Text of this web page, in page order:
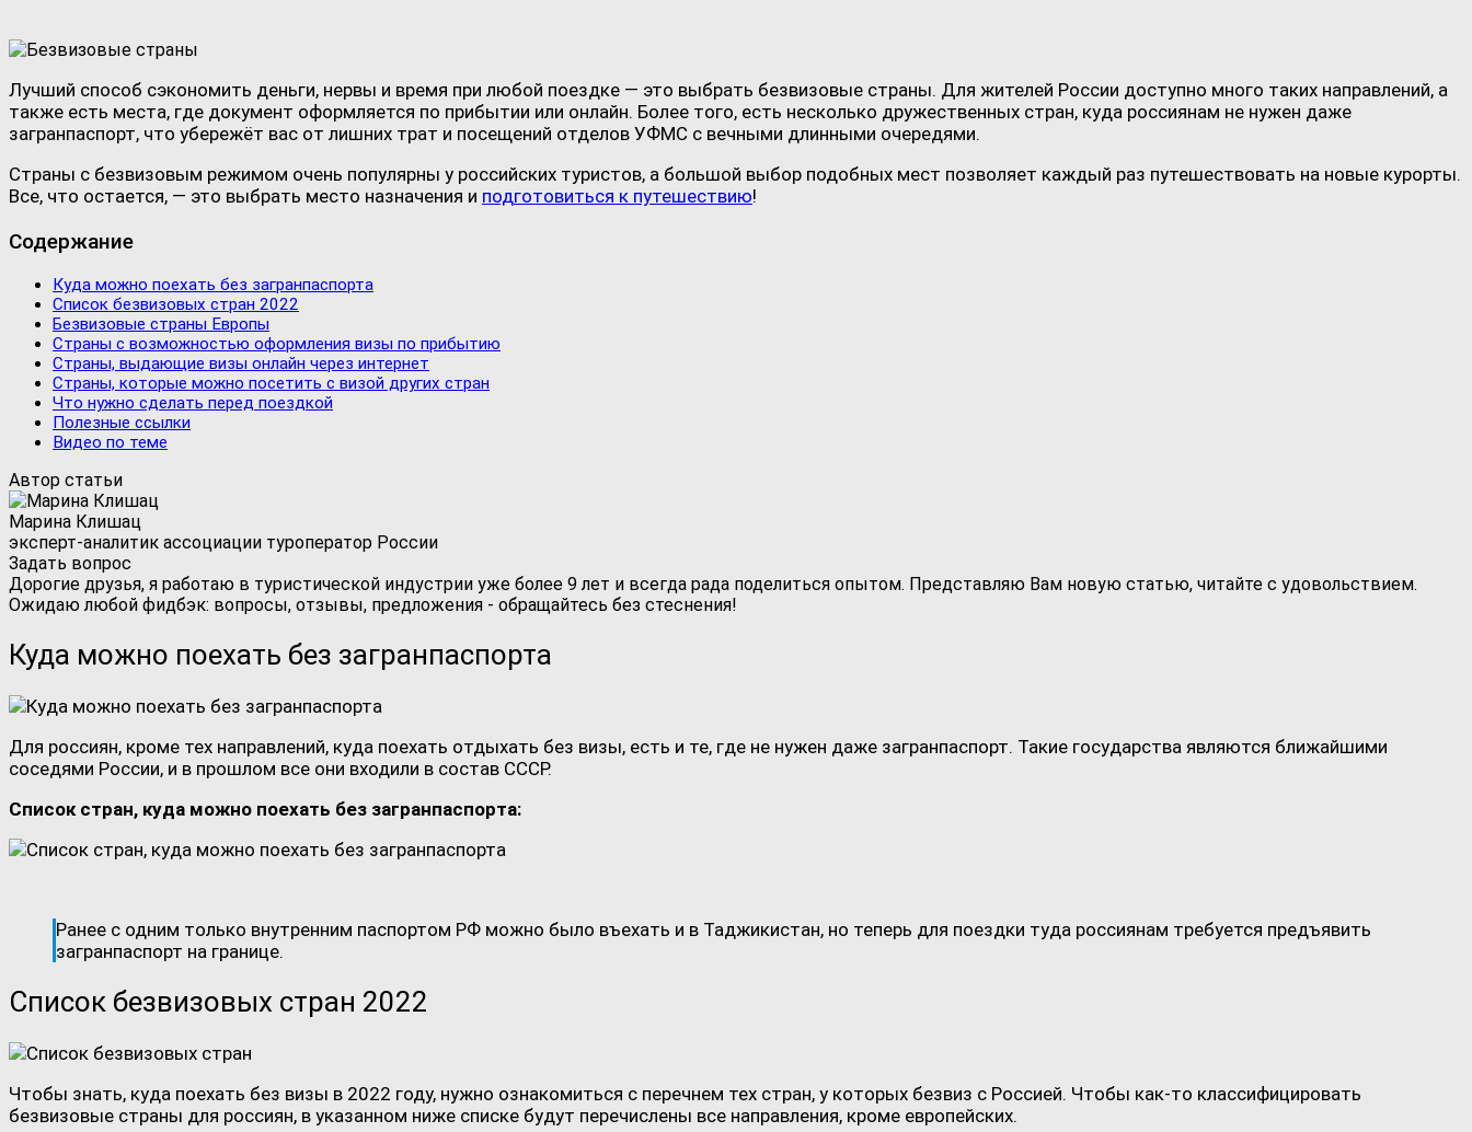
Лучший способ сэкономить деньги, нервы и время при любой поездке — это выбрать безвизовые страны. Для жителей России доступно много таких направлений, а
также есть места, где документ оформляется по прибытии или онлайн. Более того, есть несколько дружественных стран, куда россиянам не нужен даже
загранпаспорт, что убережёт вас от лишних трат и посещений отделов УФМС с вечными длинными очередями.
Страны с безвизовым режимом очень популярны у российских туристов, а большой выбор подобных мест позволяет каждый раз путешествовать на новые курорты.
Все, что остается, — это выбрать место назначения и подготовиться к путешествию!
Содержание
Куда можно поехать без загранпаспорта
Список безвизовых стран 2022
Безвизовые страны Европы
Страны с возможностью оформления визы по прибытию
Страны, выдающие визы онлайн через интернет
Страны, которые можно посетить с визой других стран
Что нужно сделать перед поездкой
Полезные ссылки
Видео по теме
Автор статьи
Марина Клишац
эксперт-аналитик ассоциации туроператор России
Задать вопрос
Дорогие друзья, я работаю в туристической индустрии уже более 9 лет и всегда рада поделиться опытом. Представляю Вам новую статью, читайте с удовольствием.
Ожидаю любой фидбэк: вопросы, отзывы, предложения - обращайтесь без стеснения!
Куда можно поехать без загранпаспорта
Для россиян, кроме тех направлений, куда поехать отдыхать без визы, есть и те, где не нужен даже загранпаспорт. Такие государства являются ближайшими
соседями России, и в прошлом все они входили в состав СССР.
Список стран, куда можно поехать без загранпаспорта:
Ранее с одним только внутренним паспортом РФ можно было въехать и в Таджикистан, но теперь для поездки туда россиянам требуется предъявить
загранпаспорт на границе.
Список безвизовых стран 2022
Чтобы знать, куда поехать без визы в 2022 году, нужно ознакомиться с перечнем тех стран, у которых безвиз с Россией. Чтобы как-то классифицировать
безвизовые страны для россиян, в указанном ниже списке будут перечислены все направления, кроме европейских.